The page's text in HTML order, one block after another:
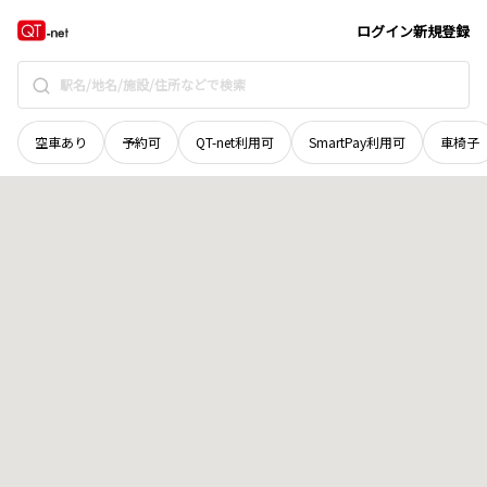
ログイン新規登録
空車あり 予約可 QT-net利用可 SmartPay利用可 車椅子
鳥取県